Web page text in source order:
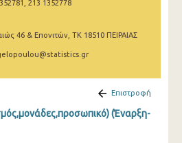
213 1352778
46 & Επονιτών, ΤΚ 18510 ΠΕΙΡΑΙΑΣ
Επιστροφή
(Έναρξη-